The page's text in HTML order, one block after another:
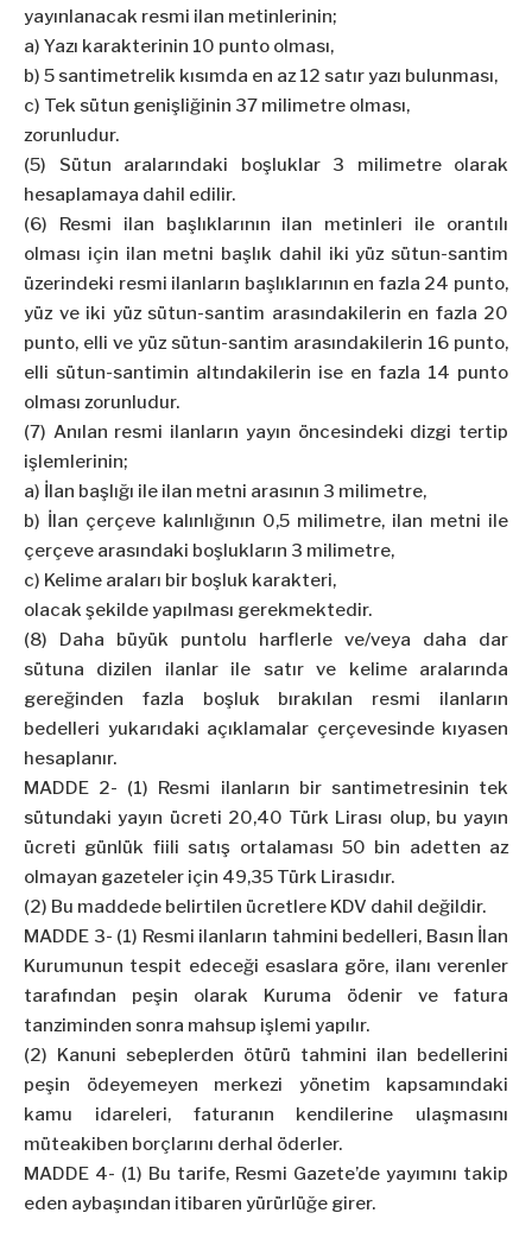
yayınlanacak resmi ilan metinlerinin;
a) Yazı karakterinin 10 punto olması,
b) 5 santimetrelik kısımda en az 12 satır yazı bulunması,
c) Tek sütun genişliğinin 37 milimetre olması,
zorunludur.
(5) Sütun aralarındaki boşluklar 3 milimetre olarak
hesaplamaya dahil edilir.
(6) Resmi ilan başlıklarının ilan metinleri ile orantılı
olması için ilan metni başlık dahil iki yüz sütun-santim
üzerindeki resmi ilanların başlıklarının en fazla 24 punto,
yüz ve iki yüz sütun-santim arasındakilerin en fazla 20
punto, elli ve yüz sütun-santim arasındakilerin 16 punto,
elli sütun-santimin altındakilerin ise en fazla 14 punto
olması zorunludur.
(7) Anılan resmi ilanların yayın öncesindeki dizgi tertip
işlemlerinin;
a) İlan başlığı ile ilan metni arasının 3 milimetre,
b) İlan çerçeve kalınlığının 0,5 milimetre, ilan metni ile
çerçeve arasındaki boşlukların 3 milimetre,
c) Kelime araları bir boşluk karakteri,
olacak şekilde yapılması gerekmektedir.
(8) Daha büyük puntolu harflerle ve/veya daha dar
sütuna dizilen ilanlar ile satır ve kelime aralarında
gereğinden fazla boşluk bırakılan resmi ilanların
bedelleri yukarıdaki açıklamalar çerçevesinde kıyasen
hesaplanır.
MADDE 2- (1) Resmi ilanların bir santimetresinin tek
sütundaki yayın ücreti 20,40 Türk Lirası olup, bu yayın
ücreti günlük fiili satış ortalaması 50 bin adetten az
olmayan gazeteler için 49,35 Türk Lirasıdır.
(2) Bu maddede belirtilen ücretlere KDV dahil değildir.
MADDE 3- (1) Resmi ilanların tahmini bedelleri, Basın İlan
Kurumunun tespit edeceği esaslara göre, ilanı verenler
tarafından peşin olarak Kuruma ödenir ve fatura
tanziminden sonra mahsup işlemi yapılır.
(2) Kanuni sebeplerden ötürü tahmini ilan bedellerini
peşin ödeyemeyen merkezi yönetim kapsamındaki
kamu idareleri, faturanın kendilerine ulaşmasını
müteakiben borçlarını derhal öderler.
MADDE 4- (1) Bu tarife, Resmi Gazete’de yayımını takip
eden aybaşından itibaren yürürlüğe girer.